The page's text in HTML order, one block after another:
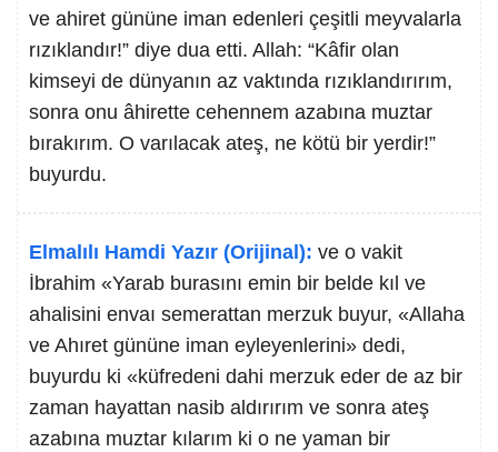
ve ahiret gününe iman edenleri çeşitli meyvalarla
rızıklandır!” diye dua etti. Allah: “Kâfir olan
kimseyi de dünyanın az vaktında rızıklandırırım,
sonra onu âhirette cehennem azabına muztar
bırakırım. O varılacak ateş, ne kötü bir yerdir!”
buyurdu.
Elmalılı Hamdi Yazır (Orijinal): ve o vakit
İbrahim «Yarab burasını emin bir belde kıl ve
ahalisini envaı semerattan merzuk buyur, «Allaha
ve Ahıret gününe iman eyleyenlerini» dedi,
buyurdu ki «küfredeni dahi merzuk eder de az bir
zaman hayattan nasib aldırırım ve sonra ateş
azabına muztar kılarım ki o ne yaman bir